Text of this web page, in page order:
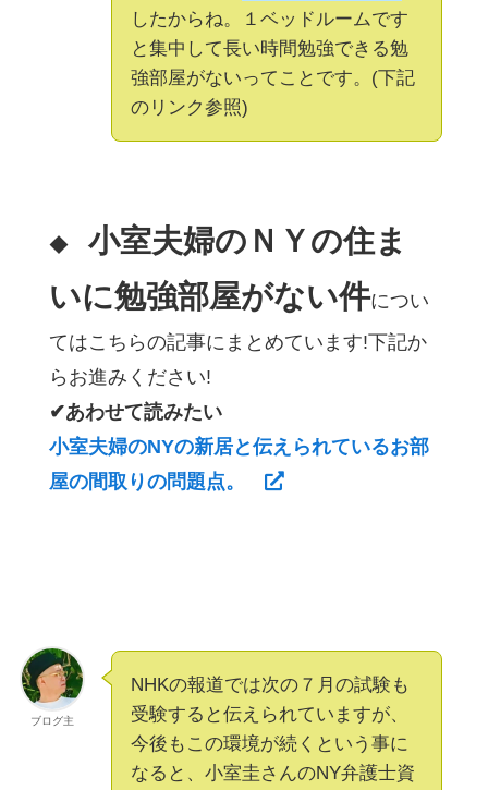
したからね。１ベッドルームです
と集中して長い時間勉強できる勉
強部屋がないってことです。(下記
のリンク参照)
◆ 小室夫婦のＮＹの住ま
いに勉強部屋がない件につい
てはこちらの記事にまとめています!下記か
らお進みください!
✔あわせて読みたい
小室夫婦のNYの新居と伝えられているお部
屋の間取りの問題点。
ブログ主
NHKの報道では次の７月の試験も
受験すると伝えられていますが、
今後もこの環境が続くという事に
なると、小室圭さんのNY弁護士資